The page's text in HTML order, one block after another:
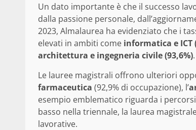
Un dato importante è che il successo
dalla passione personale,
2023, Almalaurea ha evidenziato che i
elevati in ambiti come informatica e ICT
architettura e ingegneria civile (93,6%).
Le lauree magistrali offrono ulteriori
farmaceutica (92,9% di occupazione), l’
esempio emblematico riguarda i
basso nella triennale, la laurea
lavorative.